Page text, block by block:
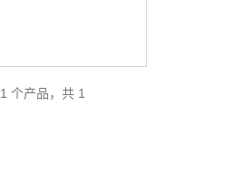
1 个产品，共 1